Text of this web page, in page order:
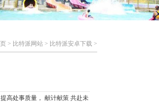
> 比特派网站 > 比特派安卓下载 >
高处事质量， 献计献策 共赴未